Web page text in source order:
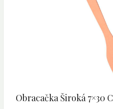
Obracačka Široká 7×30